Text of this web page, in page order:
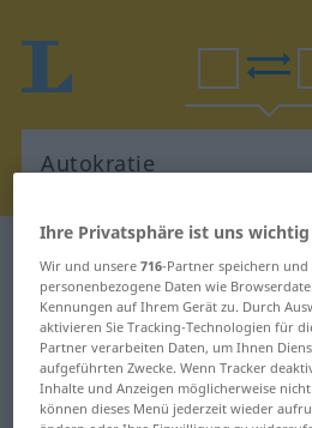
Deutsch-
für "Autokratie"
"Autokratie"
Ihre Privatsphäre ist uns wichtig
Wir und unsere716-Partner speichern
personenbezogene Daten wie
Kennungen auf Ihrem Gerät zu. Durch
aktivieren Sie Tracking-Technologien für
Partner verarbeiten Daten, um Ihnen
aufgeführten Zwecke. Wenn Tracker
Inhalte und Anzeigen möglicherweise
können dieses Menü jederzeit wieder